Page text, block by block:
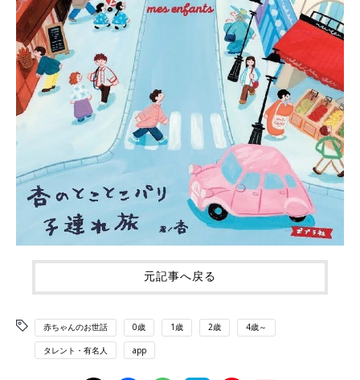
元記事へ戻る
赤ちゃんのお世話 0歳 1歳 2歳 4歳～
タレント・有名人 app